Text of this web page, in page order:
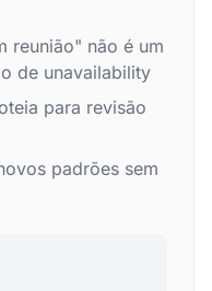
reunião" não é um
de unavailability
para revisão
padrões sem